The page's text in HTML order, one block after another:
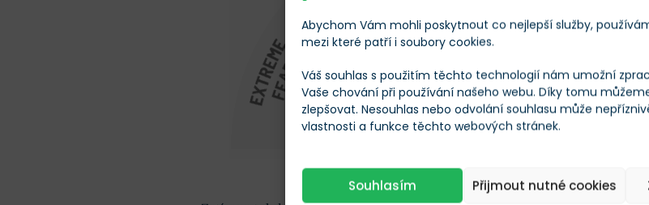
Abychom Vám mohli poskytnout co nejlepší služby,
mezi které patří i soubory cookies.
Váš souhlas s použitím těchto technologií nám umožní
Vaše chování při používání našeho webu. Díky tomu
zlepšovat. Nesouhlas nebo odvolání souhlasu může
vlastnosti a funkce těchto webových stránek.
Souhlasím Přijmout nutné cookies
CNN Fear and Greed index – index strachu a chamtivosti